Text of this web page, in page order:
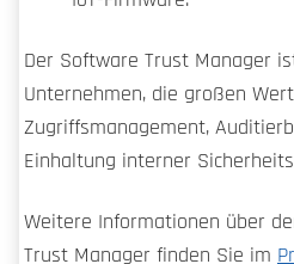
Der Software Trust Manager
Unternehmen, die großen
Zugriffsmanagement,
Einhaltung interner
Weitere Informationen über
Trust Manager finden Sie im